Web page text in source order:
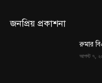
জনপ্রিয় প্রকাশনা
রুমার
আগস্ট ৭,